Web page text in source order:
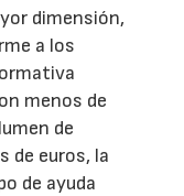
dimensión,
a los
menos de
de
de euros, la
de ayuda